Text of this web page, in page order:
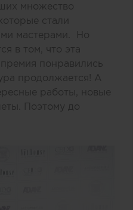
множество
стали
мастерами. Но
в том, что эта
понравились
продолжается! А
работы, новые
Поэтому до